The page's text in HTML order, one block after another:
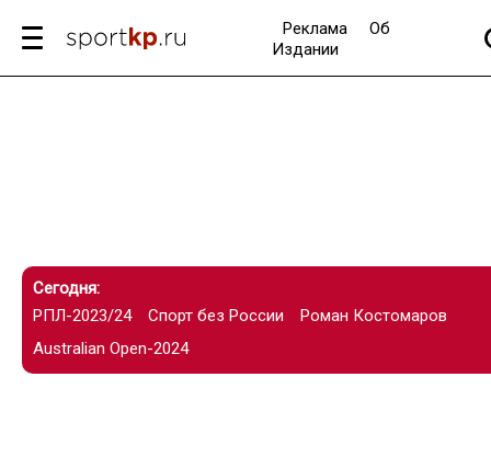
Реклама
Об
Издании
Сегодня:
РПЛ-2023/24
Спорт без России
Роман Костомаров
Australian Open-2024